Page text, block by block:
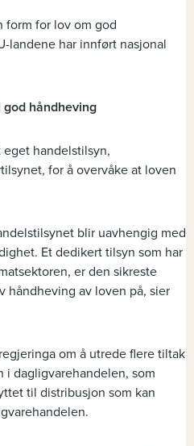
form for lov om god
landene har innført nasjonal
håndheving
handelstilsyn,
for å overvåke at loven
blir uavhengig med
Et dedikert tilsyn som har
er den sikreste
håndheving av loven på, sier
om å utrede flere tiltak
i dagligvarehandelen, som
til distribusjon som kan